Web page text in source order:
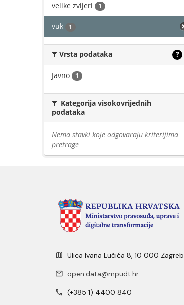
velike zvijeri 1
vuk 1
Vrsta podataka ?
Javno 1
Kategorija visokovrijednih
podataka
Nema stavki koje odgovaraju kriterijima
pretrage